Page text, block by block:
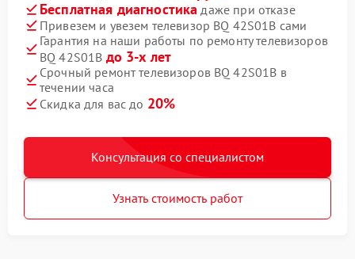
Бесплатная диагностика даже при отказе
Привезем и увезем телевизор BQ 42S01B сами
Гарантия на наши работы по ремонту телевизоров
BQ 42S01B до 3-х лет
Срочный ремонт телевизоров BQ 42S01B в
течении часа
Скидка для вас до 20%
Консультация со специалистом
Узнать стоимость работ